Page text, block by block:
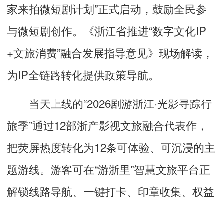
家来拍微短剧计划”正式启动，鼓励全民参
与微短剧创作。《浙江省推进“数字文化IP
+文旅消费”融合发展指导意见》现场解读，
为IP全链路转化提供政策导航。
当天上线的“2026剧游浙江·光影寻踪行
旅季”通过12部浙产影视文旅融合代表作，
把荧屏热度转化为12条可体验、可沉浸的主
题游线。游客可在“游浙里”智慧文旅平台正
解锁线路导航、一键打卡、印章收集、权益